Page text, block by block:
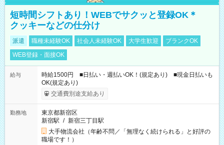
短時間シフトあり！WEBでサクッと登録OK＊
クッキーなどの仕分け
派遣 職種未経験OK 社会人未経験OK 大学生歓迎
ブランクOK
WEB登録・面接OK
給与
時給1500円 ■日払い・週払いOK！(規定あり) ■現金日払いも
OK(規定あり)
交通費別途支給あり
勤務地
東京都新宿区
新宿駅 / 新宿三丁目駅
大手物流会社（年齢不問／「無理なく続けられる」と好評の
職場です！）